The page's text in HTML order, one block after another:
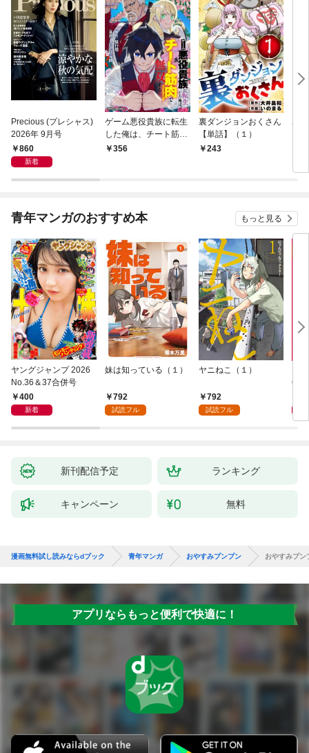
Precious (プレシャス)
2026年 9月号
860
新着
ゲーム悪役貴族に転生
した俺は、チート筋肉
で無双する【単話】
356
裏ダンジョンおくさん
【単話】（１）
243
あ
青年マンガのおすすめ本 もっと見る
ヤングジャンプ 2026
No.36＆37合併号
400
新着
妹は知っている（１）
792
試読フル
ヤニねこ（１）
792
試読フル
6・
新刊配信予定 ランキング
キャンペーン 無料
漫画無料試し読みならdブック 青年マンガ おやすみプンプン おやすみプン
アプリならもっと便利で快適に！